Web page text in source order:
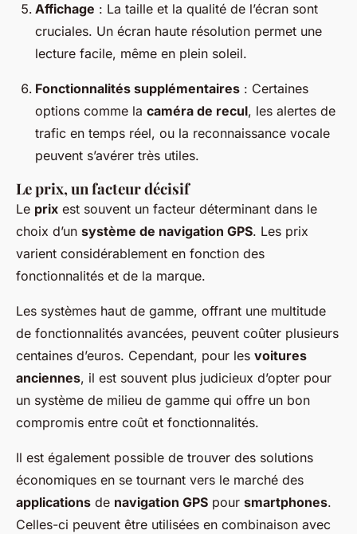
Affichage : La taille et la qualité de l’écran sont
cruciales. Un écran haute résolution permet une
lecture facile, même en plein soleil.
Fonctionnalités supplémentaires : Certaines
options comme la caméra de recul, les alertes de
trafic en temps réel, ou la reconnaissance vocale
peuvent s’avérer très utiles.
Le prix, un facteur décisif
Le prix est souvent un facteur déterminant dans le
choix d’un système de navigation GPS. Les prix
varient considérablement en fonction des
fonctionnalités et de la marque.
Les systèmes haut de gamme, offrant une multitude
de fonctionnalités avancées, peuvent coûter plusieurs
centaines d’euros. Cependant, pour les voitures
anciennes, il est souvent plus judicieux d’opter pour
un système de milieu de gamme qui offre un bon
compromis entre coût et fonctionnalités.
Il est également possible de trouver des solutions
économiques en se tournant vers le marché des
applications de navigation GPS pour smartphones.
Celles-ci peuvent être utilisées en combinaison avec